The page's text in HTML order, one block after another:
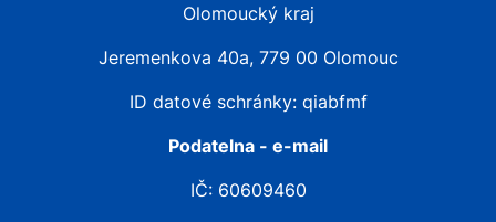
Olomoucký kraj
Jeremenkova 40a, 779 00 Olomouc
ID datové schránky: qiabfmf
Podatelna - e-mail
IČ: 60609460